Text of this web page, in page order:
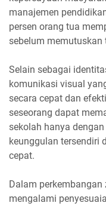
manajemen
persen orang tua
sebelum
Selain sebagai
komunikasi visual
secara cepat dan
seseorang dapat
sekolah hanya
keunggulan tersendiri
cepat.
Dalam
mengalami